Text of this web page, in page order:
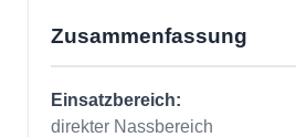
Zusammenfassung
Einsatzbereich:
direkter Nassbereich